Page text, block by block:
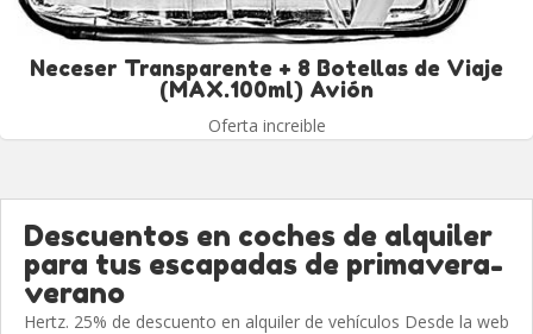
Neceser Transparente + 8 Botellas de Viaje
(MAX.100ml) Avión
Oferta increible
Descuentos en coches de alquiler
para tus escapadas de primavera-
verano
Hertz. 25% de descuento en alquiler de vehículos Desde la web